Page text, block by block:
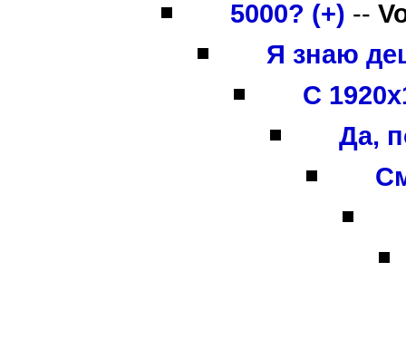
5000? (+) --
Я знаю
С
Да,